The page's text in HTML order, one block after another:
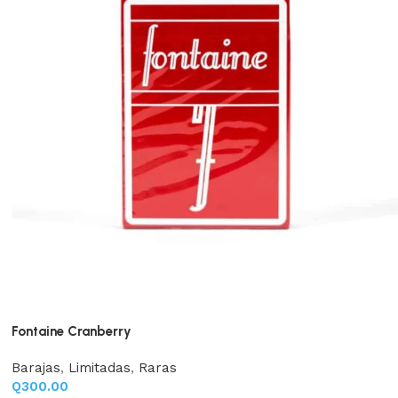
Fontaine Cranberry
Barajas, Limitadas, Raras
Q300.00